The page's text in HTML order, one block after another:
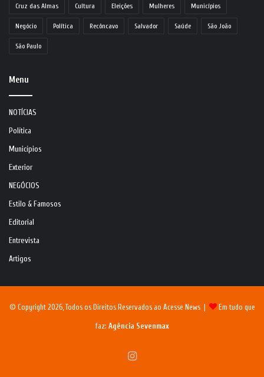
Cruz das Almas Cultura Eleições Mulheres Municípios
Negócio Política Recôncavo Salvador Saúde São João
São Paulo
Menu
NOTÍCIAS
Política
Municípios
Exterior
NEGÓCIOS
Estilo & Famosos
Editorial
Entrevista
Artigos
© Copyright 2026, Todos os Direitos Reservados ao Acesse News | Em tudo que
faz: Agência Sevenmax
Instagram